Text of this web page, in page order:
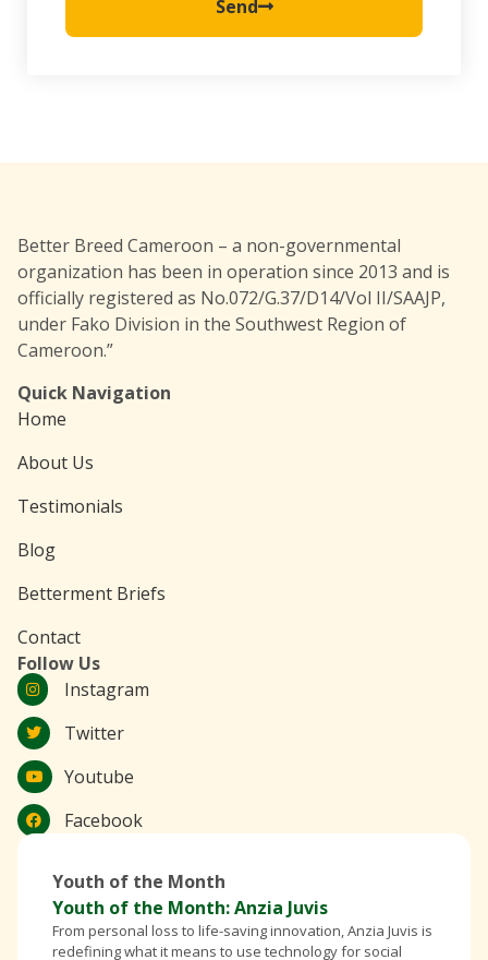
Send
Better Breed Cameroon – a non-governmental
organization has been in operation since 2013 and is
officially registered as No.072/G.37/D14/Vol II/SAAJP,
under Fako Division in the Southwest Region of
Cameroon.”
Quick Navigation
Home
About Us
Testimonials
Blog
Betterment Briefs
Contact
Follow Us
Instagram
Twitter
Youtube
Facebook
Youth of the Month
Youth of the Month: Anzia Juvis
From personal loss to life-saving innovation, Anzia Juvis is
redefining what it means to use technology for social